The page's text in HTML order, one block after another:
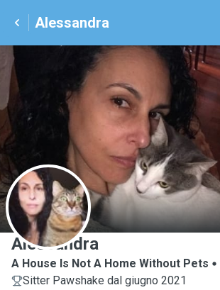
Alessandra
A
Alessandra
A House Is Not A Home Without Pets
Sitter Pawshake dal giugno 2021